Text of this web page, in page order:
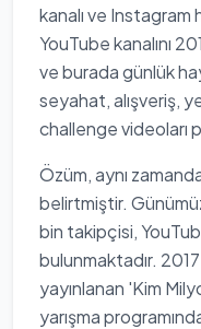
kanalı ve
YouTube kanalını
ve burada günlük
seyahat, alışveriş,
challenge videoları
Özüm, aynı
belirtmiştir.
bin takipçisi,
bulunmaktadır. 2017
yayınlanan 'Kim
yarışma